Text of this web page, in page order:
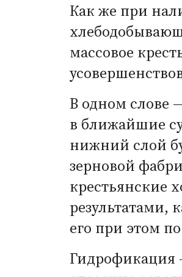
Как же при
массовое
В одном слове
в ближайшие
нижний слой
зерновой
крестьянские
результатами,
его при этом
Гидрофикация